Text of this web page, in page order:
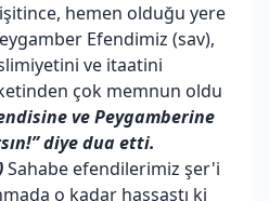
hemen olduğu yere
Efendimiz (sav),
ve itaatini
çok memnun oldu
ve Peygamberine
diye dua etti.
Sahabe efendilerimiz şer'i
o kadar hassastı ki